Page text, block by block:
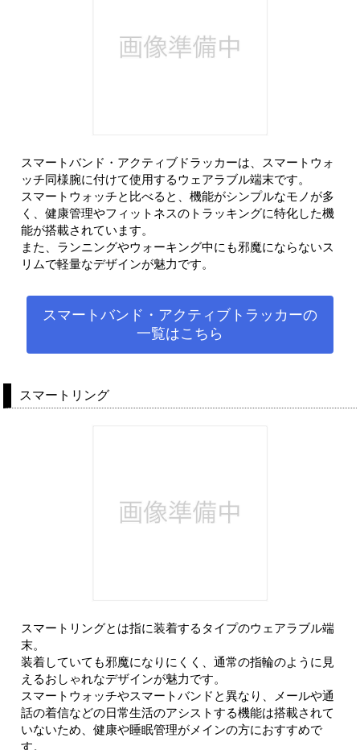
スマートバンド・アクティブドラッカーは、スマートウォ
ッチ同様腕に付けて使用するウェアラブル端末です。
スマートウォッチと比べると、機能がシンプルなモノが多
く、健康管理やフィットネスのトラッキングに特化した機
能が搭載されています。
また、ランニングやウォーキング中にも邪魔にならないス
リムで軽量なデザインが魅力です。
スマートバンド・アクティブトラッカーの
一覧はこちら
スマートリング
スマートリングとは指に装着するタイプのウェアラブル端
末。
装着していても邪魔になりにくく、通常の指輪のように見
えるおしゃれなデザインが魅力です。
スマートウォッチやスマートバンドと異なり、メールや通
話の着信などの日常生活のアシストする機能は搭載されて
いないため、健康や睡眠管理がメインの方におすすめで
す。